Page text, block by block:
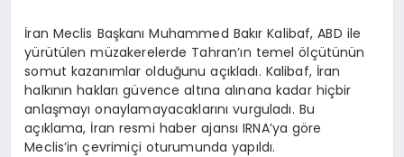
İran Meclis Başkanı Muhammed Bakır Kalibaf, ABD ile
yürütülen müzakerelerde Tahran’ın temel ölçütünün
somut kazanımlar olduğunu açıkladı. Kalibaf, İran
halkının hakları güvence altına alınana kadar hiçbir
anlaşmayı onaylamayacaklarını vurguladı. Bu
açıklama, İran resmi haber ajansı IRNA’ya göre
Meclis’in çevrimiçi oturumunda yapıldı.